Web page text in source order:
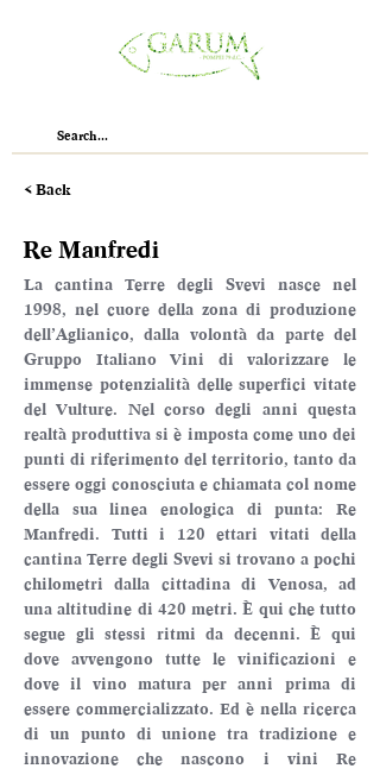
< Back
Re Manfredi
La cantina Terre degli Svevi nasce nel
1998, nel cuore della zona di produzione
dell’Aglianico, dalla volontà da parte del
Gruppo Italiano Vini di valorizzare le
immense potenzialità delle superfici vitate
del Vulture. Nel corso degli anni questa
realtà produttiva si è imposta come uno dei
punti di riferimento del territorio, tanto da
essere oggi conosciuta e chiamata col nome
della sua linea enologica di punta: Re
Manfredi. Tutti i 120 ettari vitati della
cantina Terre degli Svevi si trovano a pochi
chilometri dalla cittadina di Venosa, ad
una altitudine di 420 metri. È qui che tutto
segue gli stessi ritmi da decenni. È qui
dove avvengono tutte le vinificazioni e
dove il vino matura per anni prima di
essere commercializzato. Ed è nella ricerca
di un punto di unione tra tradizione e
innovazione che nascono i vini Re